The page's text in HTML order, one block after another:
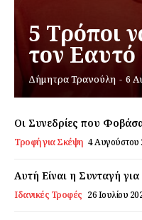
Daily Food
Σχετικά με εμάς
Αποποίηση Ευθυνών
5 Τρόποι
τον Εαυτό
Δήμητρα Τρανούλη - 6
Οι Συνεδρίες που
Τροφή για Σκέψη 4 Αυγούστου
Αυτή Είναι η Συνταγή
Ιδανικές Τροφές 26 Ιουλίου